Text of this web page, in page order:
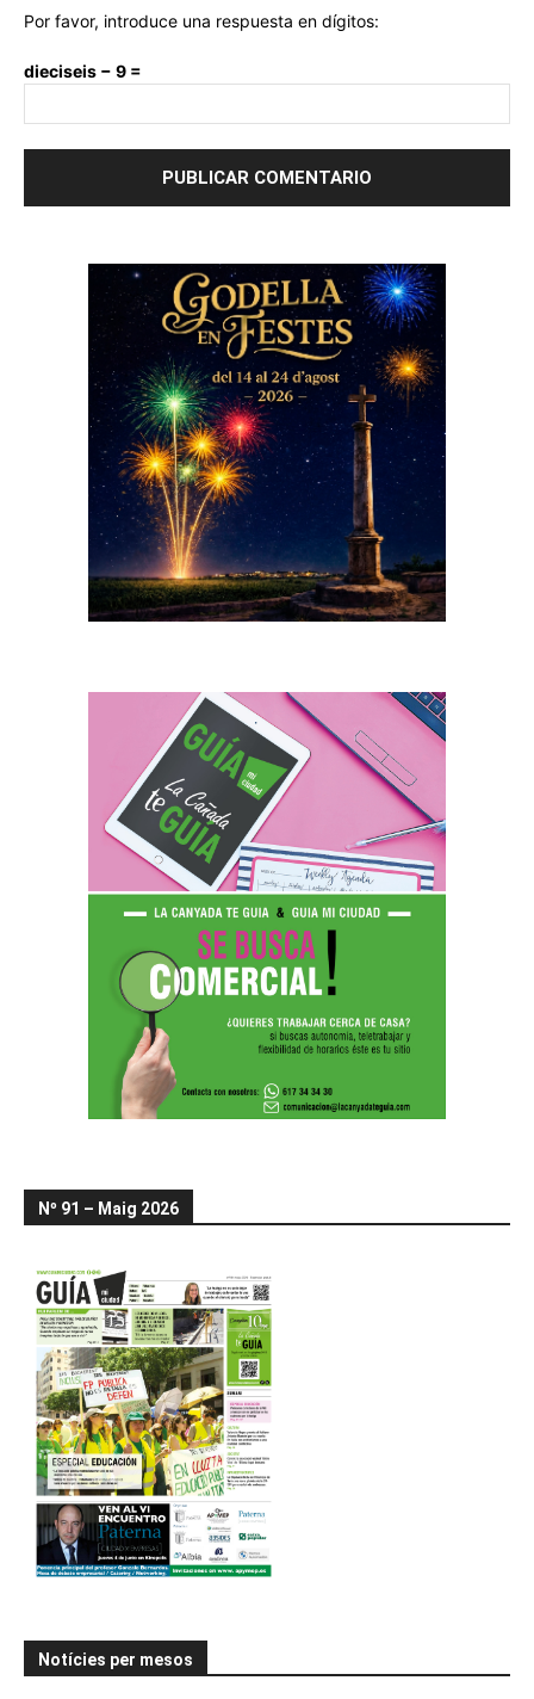
Por favor, introduce una respuesta en dígitos:
dieciseis − 9 =
Nº 91 – Maig 2026
Notícies per mesos